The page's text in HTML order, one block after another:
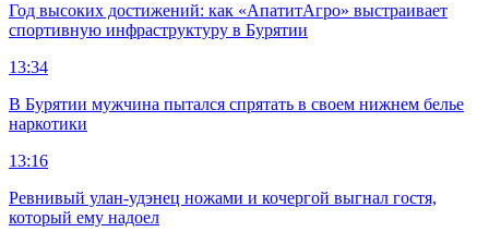
Год высоких достижений: как «АпатитАгро» выстраивает
спортивную инфраструктуру в Бурятии
13:34
В Бурятии мужчина пытался спрятать в своем нижнем белье
наркотики
13:16
Ревнивый улан-удэнец ножами и кочергой выгнал гостя,
который ему надоел